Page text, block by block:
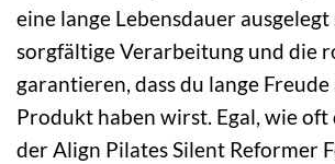
eine lange Lebensdauer ausgelegt
sorgfältige Verarbeitung und die
garantieren, dass du lange Freude
Produkt haben wirst. Egal, wie
der Align Pilates Silent Reformer